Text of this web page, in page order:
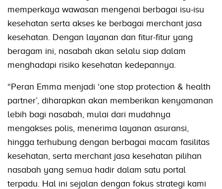
memperkaya wawasan mengenai berbagai isu-isu
kesehatan serta akses ke berbagai merchant jasa
kesehatan. Dengan layanan dan fitur-fitur yang
beragam ini, nasabah akan selalu siap dalam
menghadapi risiko kesehatan kedepannya.
“Peran Emma menjadi ‘one stop protection & health
partner’, diharapkan akan memberikan kenyamanan
lebih bagi nasabah, mulai dari mudahnya
mengakses polis, menerima layanan asuransi,
hingga terhubung dengan berbagai macam fasilitas
kesehatan, serta merchant jasa kesehatan pilihan
nasabah yang semua hadir dalam satu portal
terpadu. Hal ini sejalan dengan fokus strategi kami